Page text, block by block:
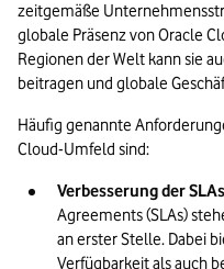
zeitgemäße
globale Präsenz von Oracle
Regionen der Welt kann sie
beitragen und globale
Häufig genannte
Cloud-Umfeld sind:
Verbesserung der
Agreements (SLAs)
an erster Stelle. Dabei
Verfügbarkeit als auch